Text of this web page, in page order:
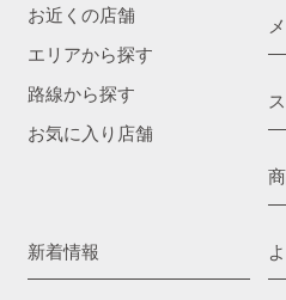
お近くの店舗
エリアから探す
路線から探す
お気に入り店舗
新着情報